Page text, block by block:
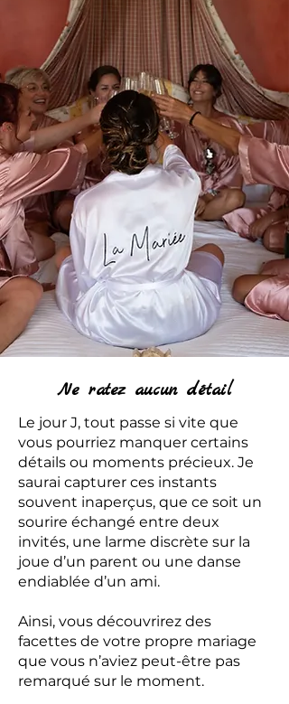
Ne ratez aucun détail
Le jour J, tout passe si vite que
vous pourriez manquer certains
détails ou moments précieux. Je
saurai capturer ces instants
souvent inaperçus, que ce soit un
sourire échangé entre deux
invités, une larme discrète sur la
joue d’un parent ou une danse
endiablée d’un ami.
Ainsi, vous découvrirez des
facettes de votre propre mariage
que vous n’aviez peut-être pas
remarqué sur le moment.